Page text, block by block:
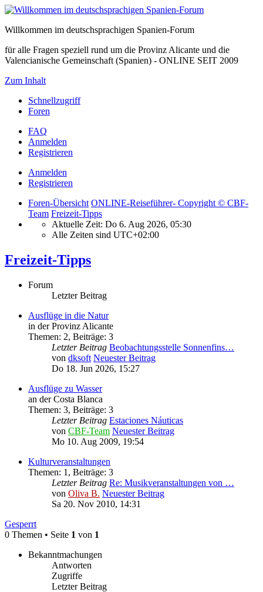
Willkommen im deutschsprachigen Spanien-Forum
für alle Fragen speziell rund um die Provinz Alicante und die
Valencianische Gemeinschaft (Spanien) - ONLINE SEIT 2009
Zum Inhalt
Schnellzugriff
Foren
FAQ
Anmelden
Registrieren
Anmelden
Registrieren
Foren-Übersicht ONLINE-Reiseführer- Copyright © CBF-
Team Freizeit-Tipps
Aktuelle Zeit: Do 6. Aug 2026, 05:30
Alle Zeiten sind UTC+02:00
Freizeit-Tipps
Forum
Letzter Beitrag
Ausflüge in die Natur
in der Provinz Alicante
Themen: 2, Beiträge: 3
Letzter Beitrag Beobachtungsstelle Sonnenfins…
von dksoft Neuester Beitrag
Do 18. Jun 2026, 15:27
Ausflüge zu Wasser
an der Costa Blanca
Themen: 3, Beiträge: 3
Letzter Beitrag Estaciones Náuticas
von CBF-Team Neuester Beitrag
Mo 10. Aug 2009, 19:54
Kulturveranstaltungen
Themen: 1 , Beiträge: 3
Letzter Beitrag Re: Musikveranstaltungen von …
von Oliva B. Neuester Beitrag
Sa 20. Nov 2010, 14:31
Gesperrt
0 Themen • Seite 1 von 1
Bekanntmachungen
Antworten
Zugriffe
Letzter Beitrag